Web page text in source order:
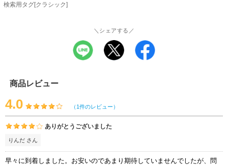
検索用タグ[クラシック]
＼シェアする／
商品レビュー
4.0 （1件のレビュー）
ありがとうございました
りんだ さん
早々に到着しました。お安いのであまり期待していませんでしたが、問